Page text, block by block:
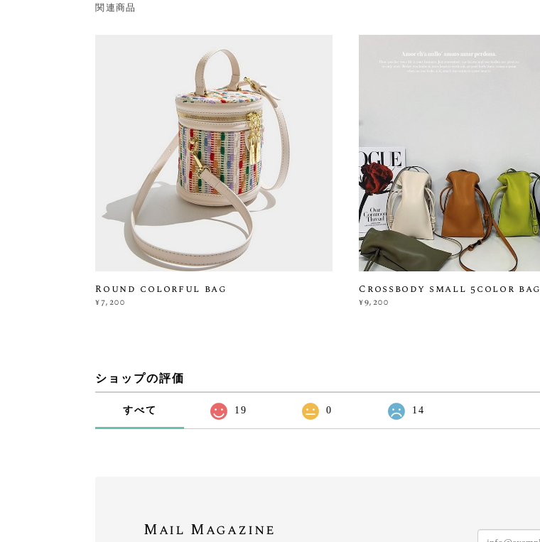
関連商品
Round colorful bag
¥7,200
Crossbody small 5color bag
¥9,200
ショップの評価
すべて 19 0 14
Mail Magazine